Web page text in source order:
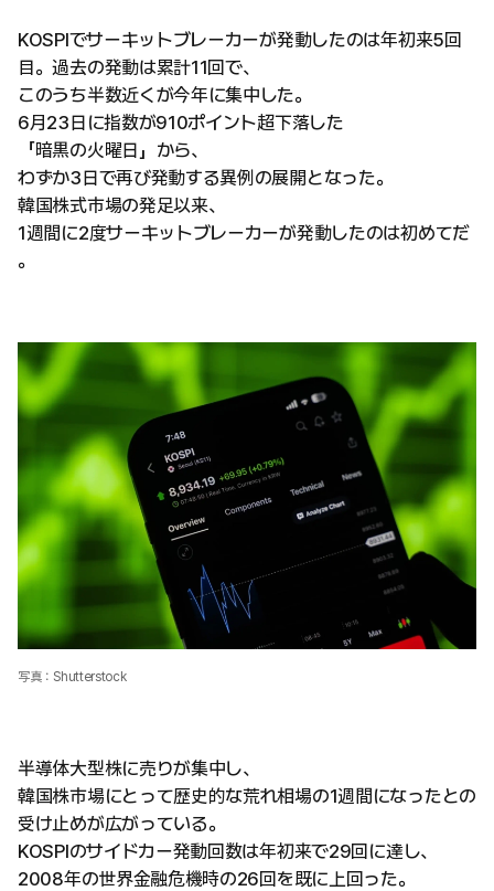
KOSPIでサーキットブレーカーが発動したのは年初来5回
目。過去の発動は累計11回で、
このうち半数近くが今年に集中した。
6月23日に指数が910ポイント超下落した
「暗黒の火曜日」から、
わずか3日で再び発動する異例の展開となった。
韓国株式市場の発足以来、
1週間に2度サーキットブレーカーが発動したのは初めてだ
。
写真：Shutterstock
半導体大型株に売りが集中し、
韓国株市場にとって歴史的な荒れ相場の1週間になったとの
受け止めが広がっている。
KOSPIのサイドカー発動回数は年初来で29回に達し、
2008年の世界金融危機時の26回を既に上回った。